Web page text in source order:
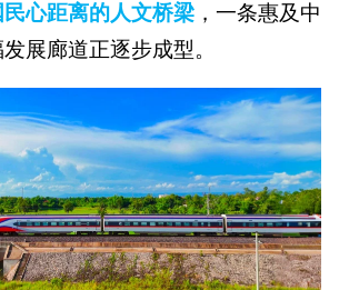
心距离的人文桥梁，一条惠及中
展廊道正逐步成型。